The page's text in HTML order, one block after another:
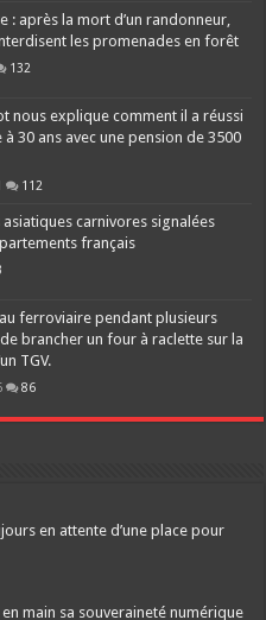
: après la mort d’un randonneur,
les promenades en forêt
132
nous explique comment il a réussi
30 ans avec une pension de 3500
112
carnivores signalées
français
ferroviaire pendant plusieurs
brancher un four à raclette sur la
TGV.
86
en attente d’une place pour
main sa souveraineté numérique